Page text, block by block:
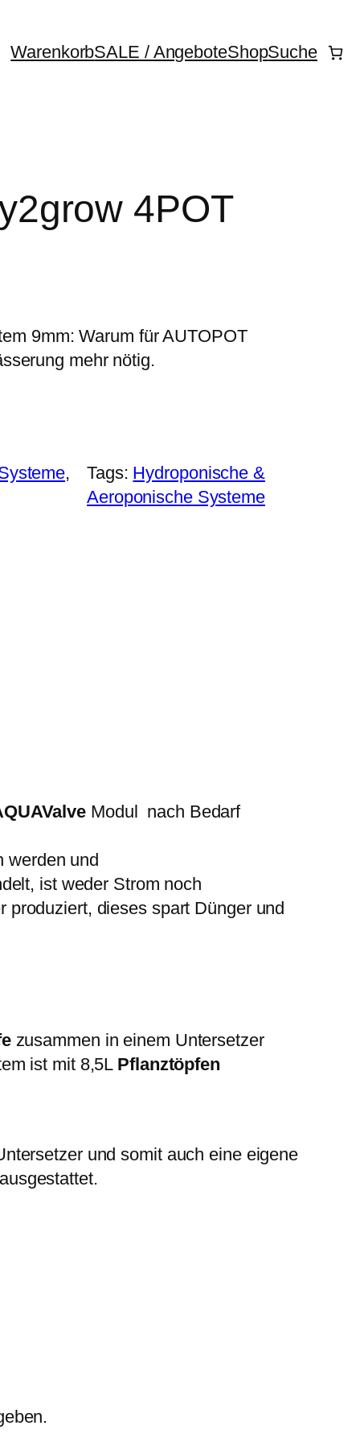
WarenkorbSALE / AngeboteShopSuche
4POT
9mm: Warum für AUTOPOT
mehr nötig.
Tags: Hydroponische &
Aeroponische Systeme
Modul nach Bedarf
werden und
ist weder Strom noch
produziert, dieses spart Dünger und
zusammen in einem Untersetzer
ist mit 8,5L Pflanztöpfen
und somit auch eine eigene
ausgestattet.